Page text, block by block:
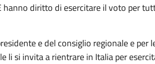
diritto di esercitare il voto per
e del consiglio regionale e
li si invita a rientrare in Italia per